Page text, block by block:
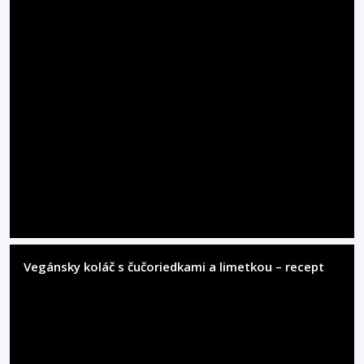
Vegánsky koláč s čučoriedkami a limetkou – recept